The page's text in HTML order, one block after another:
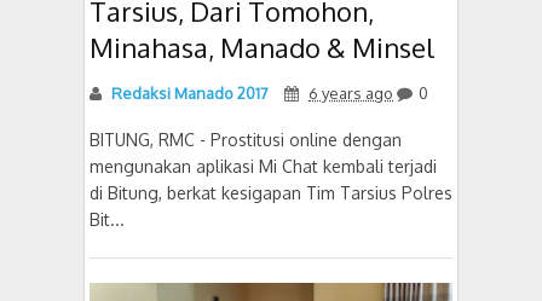
Tarsius, Dari Tomohon,
Minahasa, Manado & Minsel
Redaksi Manado 2017 6 years ago 0
BITUNG, RMC - Prostitusi online dengan
mengunakan aplikasi Mi Chat kembali terjadi
di Bitung, berkat kesigapan Tim Tarsius Polres
Bit...